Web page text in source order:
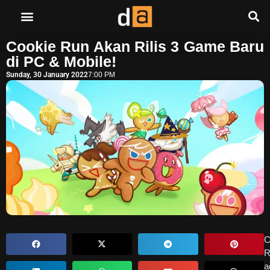
Cookie Run Akan Rilis 3 Game Baru
di PC & Mobile!
Sunday, 30 January 20227:00 PM